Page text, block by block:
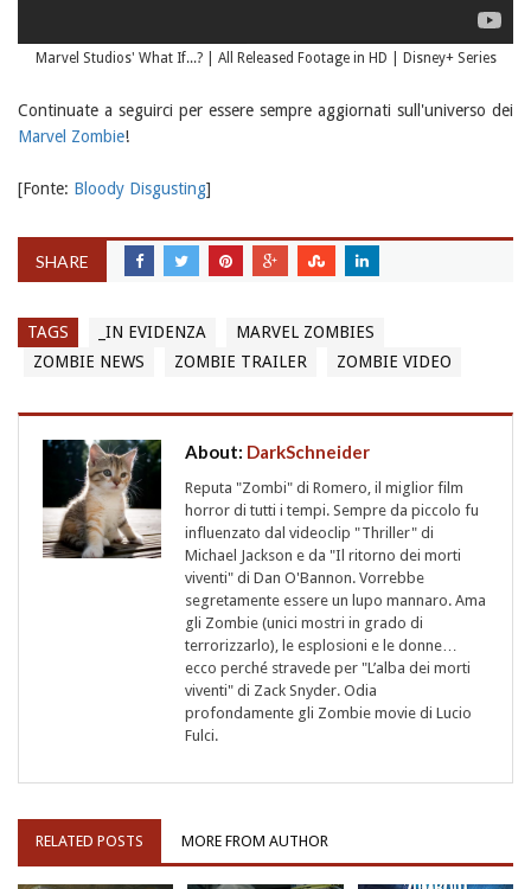
Marvel Studios' What If...? | All Released Footage in HD | Disney+ Series
Continuate a seguirci per essere sempre aggiornati sull'universo dei
Marvel Zombie!
[Fonte: Bloody Disgusting]
SHARE
TAGS _IN EVIDENZA
MARVEL ZOMBIES
ZOMBIE NEWS
ZOMBIE TRAILER ZOMBIE VIDEO
About: DarkSchneider
Reputa "Zombi" di Romero, il miglior film
horror di tutti i tempi. Sempre da piccolo fu
influenzato dal videoclip "Thriller" di
Michael Jackson e da "Il ritorno dei morti
viventi" di Dan O'Bannon. Vorrebbe
segretamente essere un lupo mannaro. Ama
gli Zombie (unici mostri in grado di
terrorizzarlo), le esplosioni e le donne…
ecco perché stravede per "L’alba dei morti
viventi" di Zack Snyder. Odia
profondamente gli Zombie movie di Lucio
Fulci.
RELATED POSTS MORE FROM AUTHOR